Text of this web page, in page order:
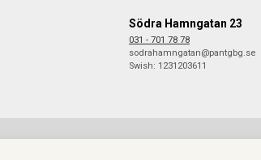
Södra Hamngatan 23
031 - 701 78 78
sodrahamngatan@pantgbg.se
Swish: 1231203611